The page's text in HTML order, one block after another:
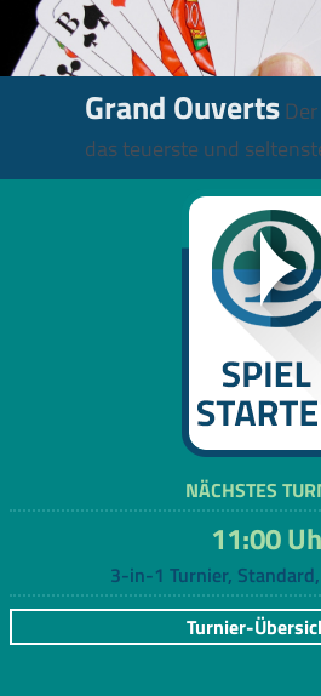
Grand Ouverts
das teuerste und
NÄCHSTES
11:00
3-in-1 Turnier,
Turnier-